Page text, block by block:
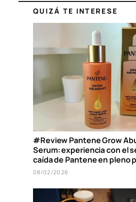
QUIZÁ TE INTERESE
#Review Pantene Grow
Serum: experiencia con el
caída de Pantene en pleno
08/02/2026